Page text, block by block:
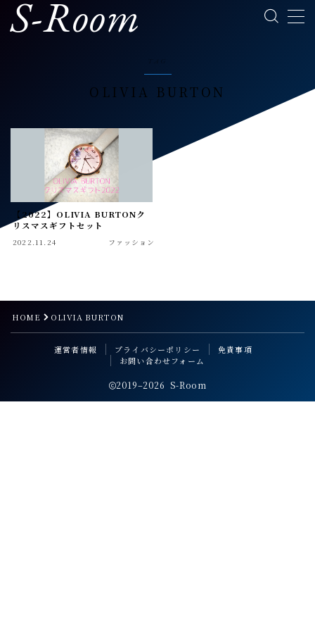
S-Room
プロフィール
腕時計
メンズスキンケア
OLIVIA BURTON
【2022】OLIVIA BURTONク
リスマスギフトセット
2022.11.24 ファッション
HOME OLIVIA BURTON
運営者情報 プライバシーポリシー
免責事項
お問い合わせフォーム
2019–2026 S-Room